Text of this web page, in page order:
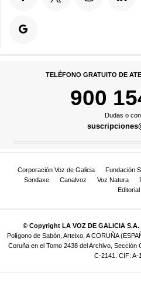
TELÉFONO GRATUITO DE
900
Dudas o
Corporación Voz de Galicia Fundación
Sondaxe
Canalvoz Voz Natura
Editorial
© Copyright LA VOZ DE GALICIA
Polígono de Sabón, Arteixo, A CORUÑA
Coruña en el Tomo 2438 del Archivo, Sección
C-2141. CIF: A-